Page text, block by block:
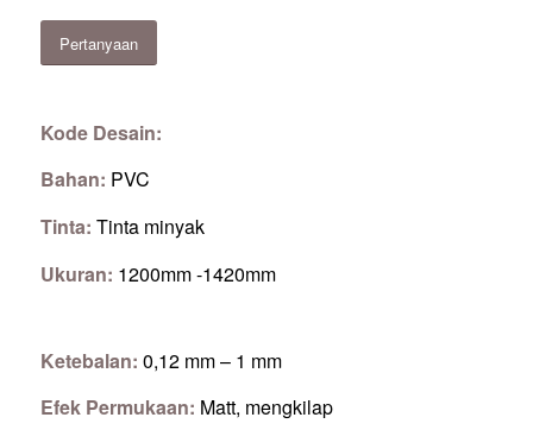
Pertanyaan
Kode Desain:
Bahan: PVC
Tinta: Tinta minyak
Ukuran: 1200mm -1420mm
Ketebalan: 0,12 mm – 1 mm
Efek Permukaan: Matt, mengkilap